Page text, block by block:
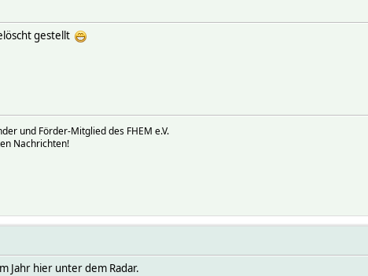
gestellt
und Förder-Mitglied des FHEM e.V.
Nachrichten!
Jahr hier unter dem Radar.